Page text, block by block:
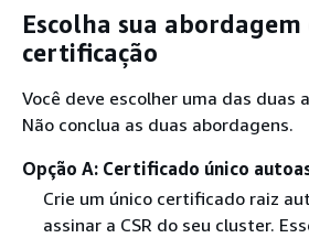
Escolha sua abordagem
certificação
Você deve escolher uma das duas
Não conclua as duas abordagens.
Opção A: Certificado único
Crie um único certificado raiz
assinar a CSR do seu cluster.